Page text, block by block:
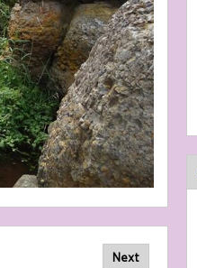
Next